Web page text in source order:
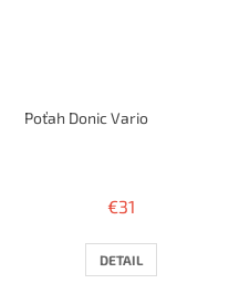
Poťah Donic Vario
produktu
2,3
z
€31
DETAIL